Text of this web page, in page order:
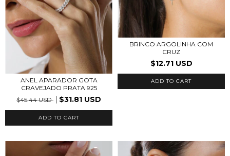
ANEL APARADOR GOTA
CRAVEJADO PRATA 925
$45.44 USD
$31.81 USD
ADD TO CART
BRINCO ARGOLINHA COM
CRUZ
$12.71 USD